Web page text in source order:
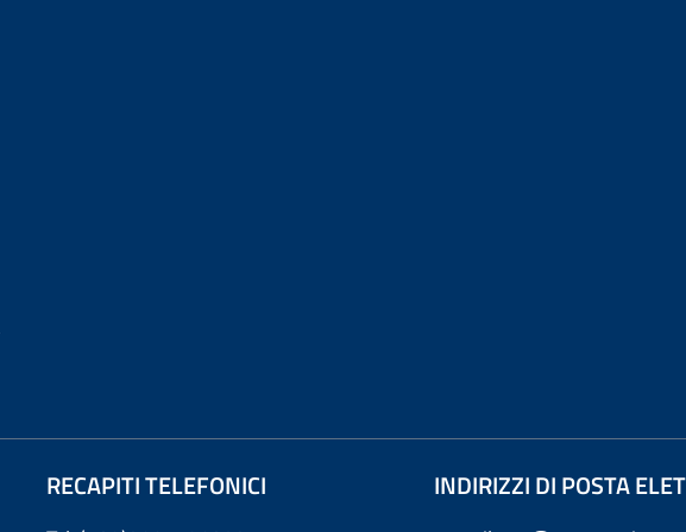
RECAPITI TELEFONICI INDIRIZZI DI POSTA